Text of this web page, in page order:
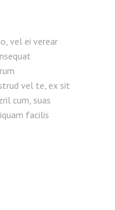
vel ei verear
vel te, ex sit
cum, suas
facilis